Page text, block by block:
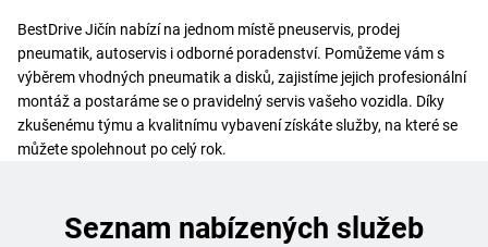
BestDrive Jičín nabízí na jednom místě pneuservis, prodej
pneumatik, autoservis i odborné poradenství. Pomůžeme vám s
výběrem vhodných pneumatik a disků, zajistíme jejich profesionální
montáž a postaráme se o pravidelný servis vašeho vozidla. Díky
zkušenému týmu a kvalitnímu vybavení získáte služby, na které se
můžete spolehnout po celý rok.
Seznam nabízených služeb